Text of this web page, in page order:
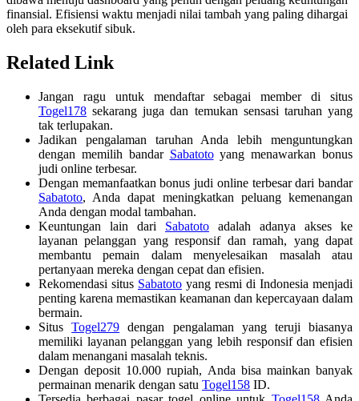
finansial. Efisiensi waktu menjadi nilai tambah yang paling dihargai
oleh para eksekutif sibuk.
Related Link
Jangan ragu untuk mendaftar sebagai member di situs
Togel178 sekarang juga dan temukan sensasi taruhan yang
tak terlupakan.
Jadikan pengalaman taruhan Anda lebih menguntungkan
dengan memilih bandar Sabatotoyang menawarkan bonus
judi online terbesar.
Dengan memanfaatkan bonus judi online terbesar dari bandar
Sabatoto, Anda dapat meningkatkan peluang kemenangan
Anda dengan modal tambahan.
Keuntungan lain dari Sabatoto adalah adanya akses ke
layanan pelanggan yang responsif dan ramah, yang dapat
membantu pemain dalam menyelesaikan masalah atau
pertanyaan mereka dengan cepat dan efisien.
Rekomendasi situs Sabatoto yang resmi di Indonesia menjadi
penting karena memastikan keamanan dan kepercayaan dalam
bermain.
SitusTogel279 dengan pengalaman yang teruji biasanya
memiliki layanan pelanggan yang lebih responsif dan efisien
dalam menangani masalah teknis.
Dengan deposit 10.000 rupiah, Anda bisa mainkan banyak
permainan menarik dengan satu Togel158 ID.